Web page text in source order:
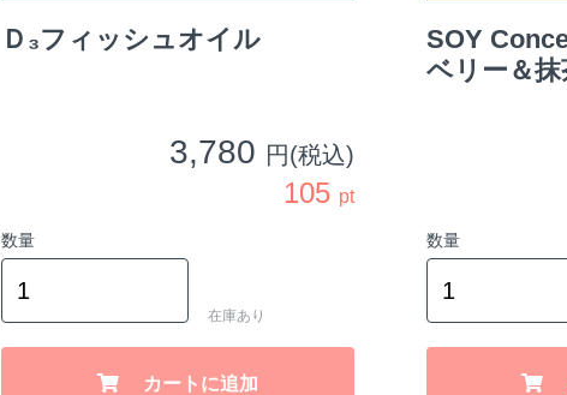
Ｄ₃フィッシュオイル
3,780 円(税込)
105 pt
数量
在庫あり
カートに追加
SOY
ベリー＆抹
数量